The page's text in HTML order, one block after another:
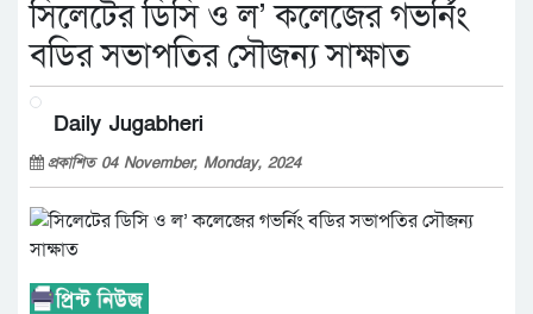
সিলেটের ডিসি ও ল’ কলেজের গভর্নিং
বডির সভাপতির সৌজন্য সাক্ষাত
Daily Jugabheri
প্রকাশিত 04 November, Monday, 2024